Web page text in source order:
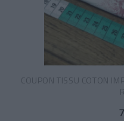
COUPON TISSU COTON